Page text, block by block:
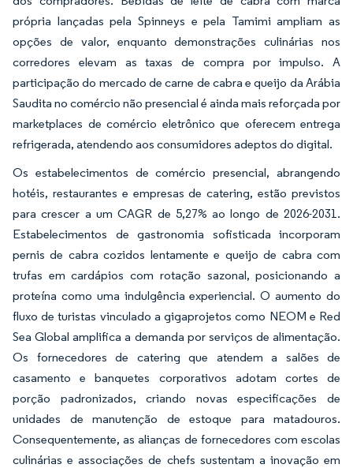
própria lançadas pela Spinneys e pela Tamimi ampliam as
opções de valor, enquanto demonstrações culinárias nos
corredores elevam as taxas de compra por impulso. A
participação do mercado de carne de cabra e queijo da Arábia
Saudita no comércio não presencial é ainda mais reforçada por
marketplaces de comércio eletrônico que oferecem entrega
refrigerada, atendendo aos consumidores adeptos do digital.
Os estabelecimentos de comércio presencial, abrangendo
hotéis, restaurantes e empresas de catering, estão previstos
para crescer a um CAGR de 5,27% ao longo de 2026-2031.
Estabelecimentos de gastronomia sofisticada incorporam
pernis de cabra cozidos lentamente e queijo de cabra com
trufas em cardápios com rotação sazonal, posicionando a
proteína como uma indulgência experiencial. O aumento do
fluxo de turistas vinculado a gigaprojetos como NEOM e Red
Sea Global amplifica a demanda por serviços de alimentação.
Os fornecedores de catering que atendem a salões de
casamento e banquetes corporativos adotam cortes de
porção padronizados, criando novas especificações de
unidades de manutenção de estoque para matadouros.
Consequentemente, as alianças de fornecedores com escolas
culinárias e associações de chefs sustentam a inovação em